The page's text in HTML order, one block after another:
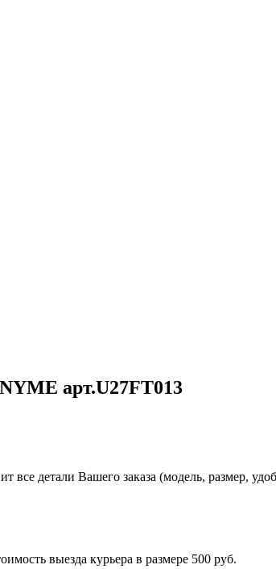
арт.U27FТ013
детали Вашего заказа (модель, размер,
выезда курьера в размере 500 руб.